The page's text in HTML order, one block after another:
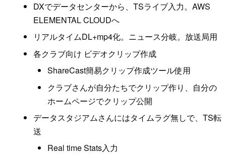
DXでデータセンターから、TSライブ入力。AWS
ELEMENTAL CLOUDへ
リアルタイムDL+mp4化。ニュース分岐。放送局用
各クラブ向け ビデオクリップ作成
ShareCast簡易クリップ作成ツール使用
クラブさんが自分たちでクリップ作り、自分の
ホームページでクリップ公開
データスタジアムさんにはタイムラグ無しで、TS転
送
Real time Stats入力